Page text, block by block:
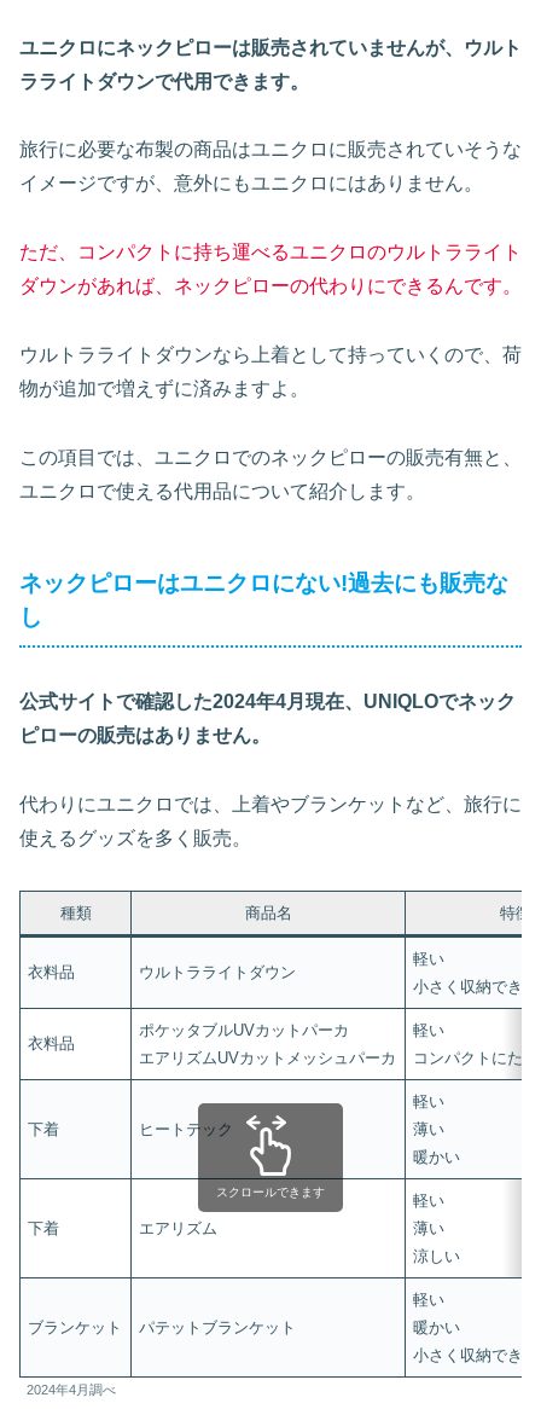
ユニクロにネックピローは販売されていませんが、ウルト
ラライトダウンで代用できます。
旅行に必要な布製の商品はユニクロに販売されていそうな
イメージですが、意外にもユニクロにはありません。
ただ、コンパクトに持ち運べるユニクロのウルトラライト
ダウンがあれば、ネックピローの代わりにできるんです。
ウルトラライトダウンなら上着として持っていくので、荷
物が追加で増えずに済みますよ。
この項目では、ユニクロでのネックピローの販売有無と、
ユニクロで使える代用品について紹介します。
ネックピローはユニクロにない!過去にも販売な
し
公式サイトで確認した2024年4月現在、UNIQLOでネック
ピローの販売はありません。
代わりにユニクロでは、上着やブランケットなど、旅行に
使えるグッズを多く販売。
種類 商品名 特徴
衣料品 ウルトラライトダウン
軽い
小さく収納でき
衣料品
ポケッタブルUVカットパーカ
エアリズムUVカットメッシュパーカ
軽い
コンパクトにた
下着 ヒートテック
軽い
薄い
暖かい
下着 エアリズム
軽い
薄い
涼しい
ブランケット パテットブランケット
軽い
暖かい
小さく収納でき
スクロールできます
2024年4月調べ